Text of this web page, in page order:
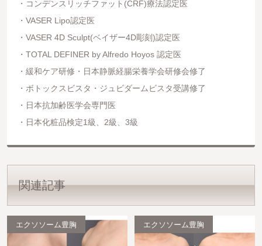
コンデンスリッチファット(CRF)療法認定医
VASER Lipo認定医
VASER 4D Sculpt(ベイザー4D彫刻)認定医
TOTAL DEFINER by Alfredo Hoyos 認定医
緩和ケア研修・日本静脈経腸栄養学会研修会修了
ボトックスビスタ・ジュビダームビスタ受講修了
日本抗加齢医学会専門医
日本化粧品検定1級、2級、3級
関連記事
エクソソーム豊胸 エクソソーム豊胸